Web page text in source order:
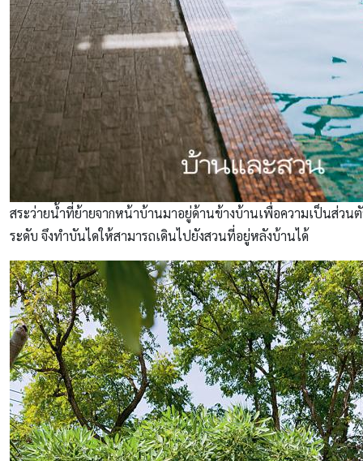
สระว่ายน้ำที่ย้ายจากหน้าบ้านมาอยู่ด้านข้างบ้านเพื่อความเป็นส่วน
ระดับ จึงทำบันไดให้สามารถเดินไปยังสวนที่อยู่หลังบ้านได้